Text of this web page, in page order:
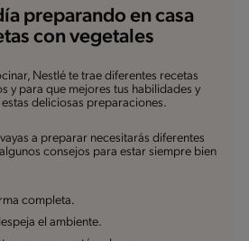
preparando en casa
con vegetales
Nestlé te trae diferentes recetas
y para que mejores tus habilidades y
deliciosas preparaciones.
a preparar necesitarás diferentes
consejos para estar siempre bien
completa.
el ambiente.